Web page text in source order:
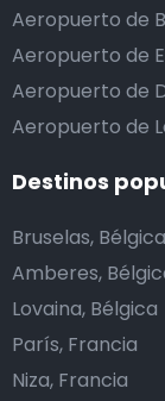
Aeropuerto de
Aeropuerto de
Aeropuerto de
Aeropuerto de
Destinos
Bruselas, Bélgica
Amberes,
Lovaina, Bélgica
París, Francia
Niza, Francia